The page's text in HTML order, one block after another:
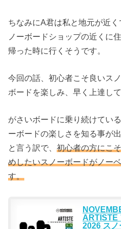
ちなみにA君は私と地元が近
ノーボードショップの近くに
帰った時に行くそうです。
今回の話、初心者こそ良いス
ボードを楽しみ、早く上達し
がさいボードに乗り続けてい
ーボードの楽しさを知る事が
と言う訳で、初心者の方にこ
めしたいスノーボードがノー
す。
ARTISTE
2026 スノ